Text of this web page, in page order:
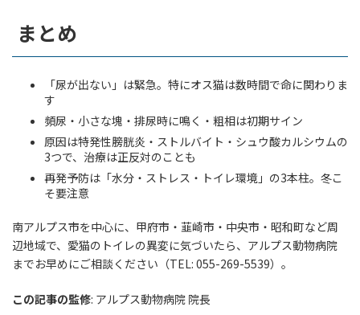
まとめ
「尿が出ない」は緊急。特にオス猫は数時間で命に関わりま
す
頻尿・小さな塊・排尿時に鳴く・粗相は初期サイン
原因は特発性膀胱炎・ストルバイト・シュウ酸カルシウムの
3つで、治療は正反対のことも
再発予防は「水分・ストレス・トイレ環境」の3本柱。冬こ
そ要注意
南アルプス市を中心に、甲府市・韮崎市・中央市・昭和町など周
辺地域で、愛猫のトイレの異変に気づいたら、アルプス動物病院
までお早めにご相談ください（TEL: 055-269-5539）。
この記事の監修: アルプス動物病院 院長